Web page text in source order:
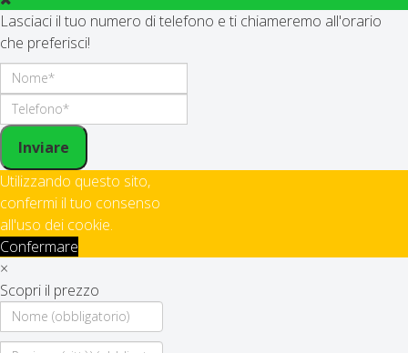
Lasciaci il tuo numero di telefono e ti chiameremo all'orario
che preferisci!
Inviare
Utilizzando questo sito,
confermi il tuo consenso
all'uso dei cookie.
Confermare
×
Scopri il prezzo